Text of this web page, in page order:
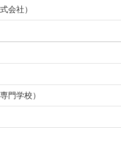
会社）
門学校）